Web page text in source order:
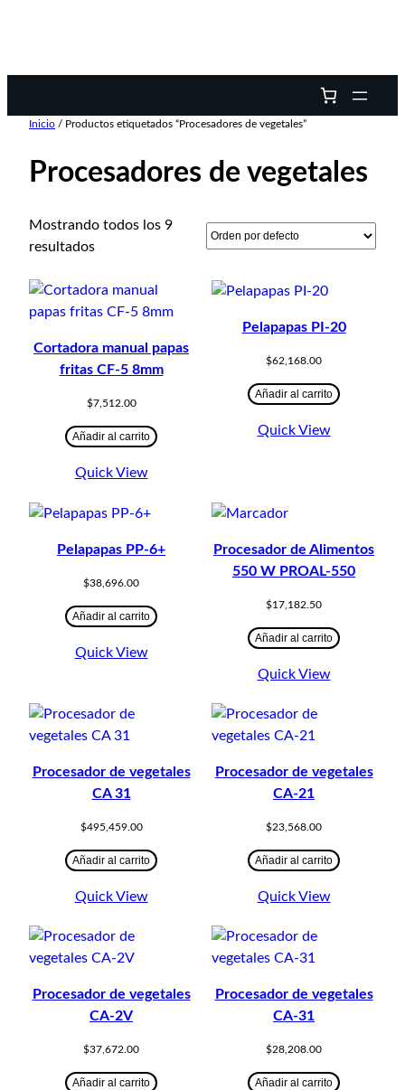
Inicio / Productos etiquetados “Procesadores de vegetales”
Procesadores de vegetales
Mostrando todos los 9
resultados
Cortadora manual papas
fritas CF-5 8mm
$7,512.00
Añadir al carrito
Quick View
Pelapapas PI-20
$62,168.00
Añadir al carrito
Quick View
Pelapapas PP-6+
$38,696.00
Añadir al carrito
Quick View
Procesador de Alimentos
550 W PROAL-550
$17,182.50
Añadir al carrito
Quick View
Procesador de vegetales
CA 31
$495,459.00
Añadir al carrito
Quick View
Procesador de vegetales
CA-21
$23,568.00
Añadir al carrito
Quick View
Procesador de vegetales
CA-2V
$37,672.00
Añadir al carrito
Procesador de vegetales
CA-31
$28,208.00
Añadir al carrito